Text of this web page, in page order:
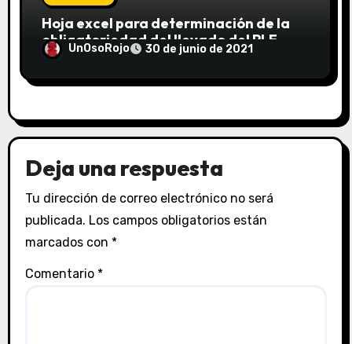
Hoja excel para determinación de la
obligatoriedad del llevado del PLE
(Registro de Ventas e Ingresos y
según lo dispuesto por la R. Sup. N° 361-
UnOsoRojo 30 de junio de 2021
Deja una respuesta
Tu dirección de correo electrónico no será
publicada. Los campos obligatorios están
marcados con *
Comentario *